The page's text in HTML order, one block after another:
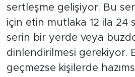
sertleşme gelişiyor. Bu
için etin mutlaka 12 ila 24
serin bir yerde veya
dinlendirilmesi gerekiyor.
geçmezse kişilerde